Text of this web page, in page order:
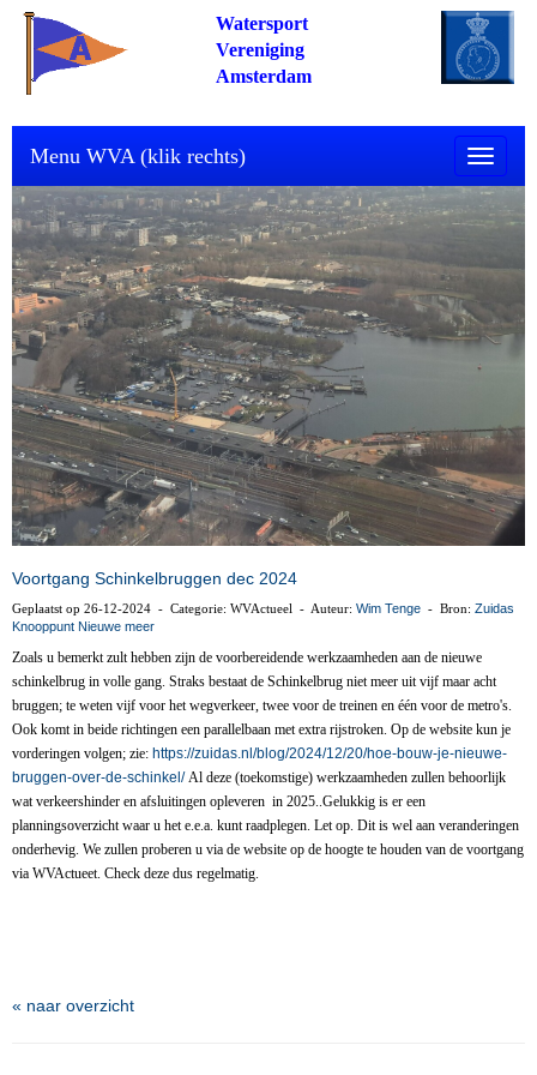
Watersport
Vereniging
Amsterdam
Toggle
Menu WVA (klik rechts)
Voortgang Schinkelbruggen dec 2024
Geplaatst op 26-12-2024 - Categorie: WVActueel - Auteur: Wim Tenge - Bron: Zuidas
Knooppunt Nieuwe meer
Zoals u bemerkt zult hebben zijn de voorbereidende werkzaamheden aan de nieuwe
schinkelbrug in volle gang. Straks bestaat de Schinkelbrug niet meer uit vijf maar acht
bruggen; te weten vijf voor het wegverkeer, twee voor de treinen en één voor de metro's.
Ook komt in beide richtingen een parallelbaan met extra rijstroken. Op de website kun je
vorderingen volgen; zie: https://zuidas.nl/blog/2024/12/20/hoe-bouw-je-nieuwe-
bruggen-over-de-schinkel/Al deze (toekomstige) werkzaamheden zullen behoorlijk
wat verkeershinder en afsluitingen opleveren in 2025..Gelukkig is er een
planningsoverzicht waar u het e.e.a. kunt raadplegen. Let op. Dit is wel aan veranderingen
onderhevig. We zullen proberen u via de website op de hoogte te houden van de voortgang
via WVActueet. Check deze dus regelmatig.
« naar overzicht